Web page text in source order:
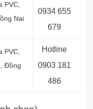
PVC,
Nai
0934 655
679
PVC,
Đồng
Hotline
0903 181
486